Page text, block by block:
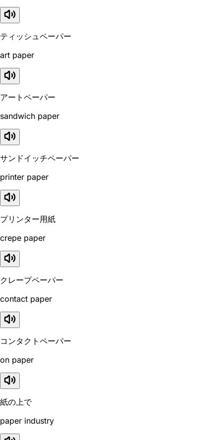
ティッシュペーパー
art paper
アートペーパー
sandwich paper
サンドイッチペーパー
printer paper
プリンター用紙
crepe paper
クレープペーパー
contact paper
コンタクトペーパー
on paper
紙の上で
paper industry